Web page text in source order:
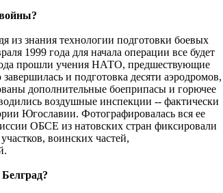
из знания технологии подготовки боевых
1999 года для начала операции все будет
прошли учения НАТО, предшествующие
и подготовка десяти аэродромов,
дополнительные боеприпасы и горючее
воздушные инспекции -- фактически
Югославии. Фотографировалась вся ее
ОБСЕ из натовских стран фиксировали
воинских частей,